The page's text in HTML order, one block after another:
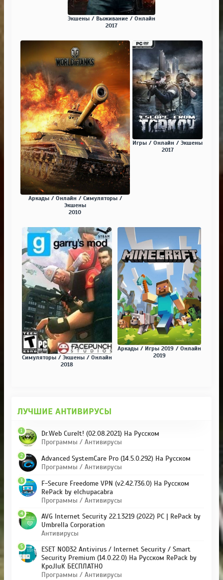
Экшены / Выживание / Онлайн
2017
Аркады / Онлайн / Симуляторы /
Экшены
2010
Игры / Онлайн / Экшены
2017
Симуляторы / Экшены / Онлайн
2018
Аркады / Игры 2019 / Онлайн
2019
ЛУЧШИЕ АНТИВИРУСЫ
Dr.Web CureIt! (02.08.2021) На Русском
Программы / Антивирусы
1
Advanced SystemCare Pro (14.5.0.292) На Русском
Программы / Антивирусы
2
F-Secure Freedome VPN (v2.42.736.0) На Русском
RePack by elchupacabra
Программы / Антивирусы
3
AVG Internet Security 22.1.3219 (2022) PC | RePack by
Umbrella Corporation
Антивирусы
4
ESET NOD32 Antivirus / Internet Security / Smart
Security Premium (14.0.22.0) На Русском RePack by
KpoJIuK БЕСПЛАТНО
Программы / Антивирусы
5